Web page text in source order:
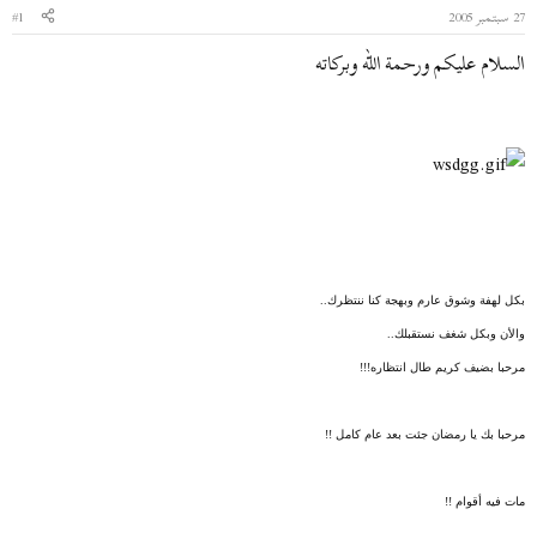
م
و
ع
ل
ب
27 سبتمبر 2005
#1
السلام عليكم ورحمة الله وبركاته
بكل لهفة وشوق عارم وبهجة كنا ننتظرك..
والأن وبكل شغف نستقبلك..
مرحبا بضيف كريم طال انتظاره!!!
مرحبا بك يا رمضان جئت بعد عام كامل !!
مات فيه أقوام !!